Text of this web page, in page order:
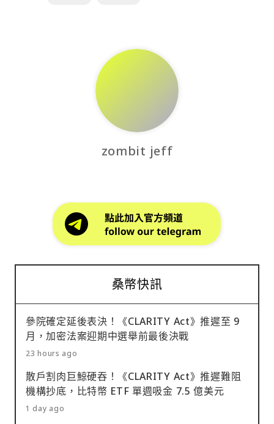
zombit jeff
桑幣快訊
參院確定延後表決！《CLARITY Act》推遲至 9
月，加密法案迎期中選舉前最後決戰
23 hours ago
散戶割肉巨鯨硬吞！《CLARITY Act》推遲難阻
機構抄底，比特幣 ETF 單週吸金 7.5 億美元
1 day ago